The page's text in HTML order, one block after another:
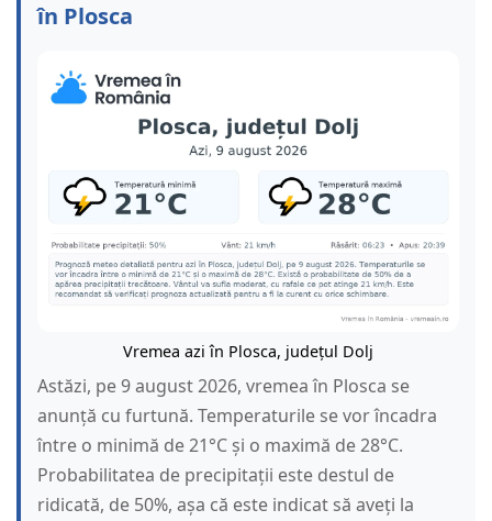
în Plosca
Vremea azi în Plosca, județul Dolj
Astăzi, pe 9 august 2026, vremea în Plosca se
anunță cu furtună. Temperaturile se vor încadra
între o minimă de 21°C și o maximă de 28°C.
Probabilitatea de precipitații este destul de
ridicată, de 50%, așa că este indicat să aveți la